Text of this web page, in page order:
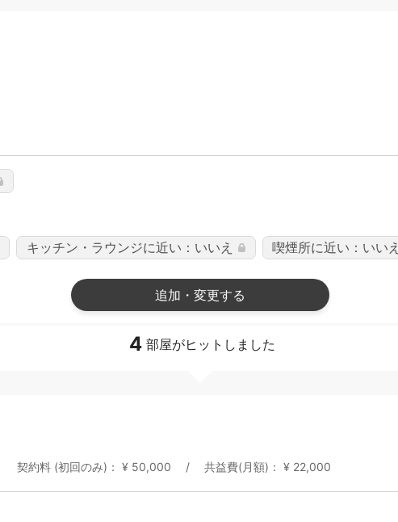
キッチン・ラウンジに近い：いいえ 喫煙所に近い：いいえ
追加・変更する
4 部屋がヒットしました
契約料 (初回のみ)： ¥ 50,000 共益費(月額)： ¥ 22,000